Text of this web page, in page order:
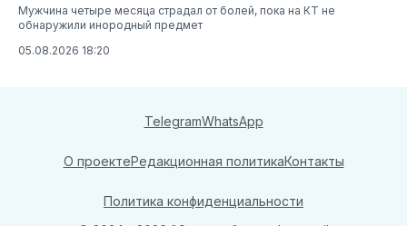
Мужчина четыре месяца страдал от болей, пока на КТ не
обнаружили инородный предмет
05.08.2026 18:20
TelegramWhatsApp
О проектеРедакционная политикаКонтакты
Политика конфиденциальности